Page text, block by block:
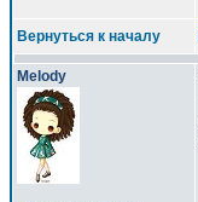
Вернуться к началу
Melody